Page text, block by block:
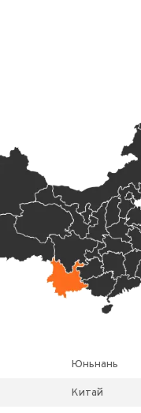
Юньнань
Китай